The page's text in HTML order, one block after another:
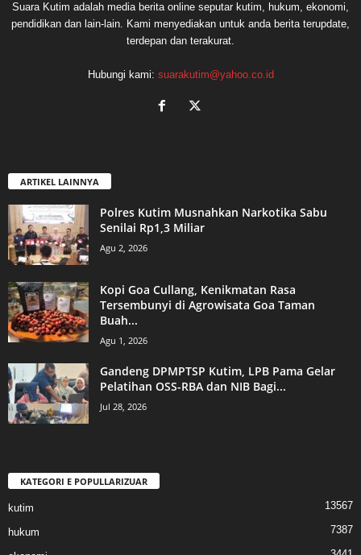
Suara Kutim adalah media berita online seputar kutim, hukum, ekonomi,
pendidikan dan lain-lain. Kami menyediakan untuk anda berita terupdate,
terdepan dan terakurat.
Hubungi kami: suarakutim@yahoo.co.id
ARTIKEL LAINNYA
Polres Kutim Musnahkan Narkotika Sabu
Senilai Rp1,3 Miliar
Agu 2, 2026
Kopi Goa Cullang, Kenikmatan Rasa
Tersembunyi di Agrowisata Goa Taman
Buah...
Agu 1, 2026
Gandeng DPMPTSP Kutim, LPB Pama Gelar
Pelatihan OSS-RBA dan NIB Bagi...
Jul 28, 2026
KATEGORI E POPULLARIZUAR
kutim 13567
hukum 7387